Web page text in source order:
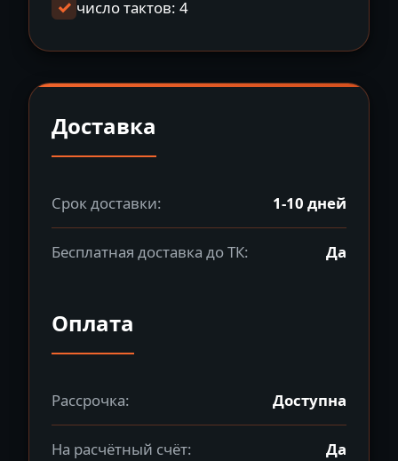
число тактов: 4
Доставка
Срок доставки: 1-10 дней
Бесплатная доставка до ТК: Да
Оплата
Рассрочка: Доступна
На расчётный счёт: Да